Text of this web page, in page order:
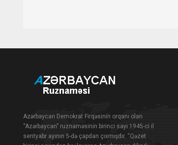
Azərbaycan Demokrat Firqəsinin orqanı olan
“Azərbaycan” ruznaməsinin birinci sayı 1945-ci il
sentyabr ayının 5-də çapdan çıxmışdır. “Qəzet